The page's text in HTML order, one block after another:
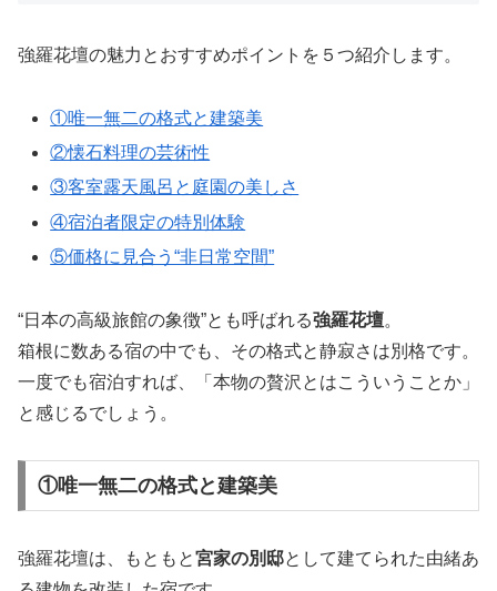
強羅花壇の魅力とおすすめポイントを５つ紹介します。
①唯一無二の格式と建築美
②懐石料理の芸術性
③客室露天風呂と庭園の美しさ
④宿泊者限定の特別体験
⑤価格に見合う“非日常空間”
“日本の高級旅館の象徴”とも呼ばれる強羅花壇。
箱根に数ある宿の中でも、その格式と静寂さは別格です。
一度でも宿泊すれば、「本物の贅沢とはこういうことか」
と感じるでしょう。
①唯一無二の格式と建築美
強羅花壇は、もともと宮家の別邸として建てられた由緒あ